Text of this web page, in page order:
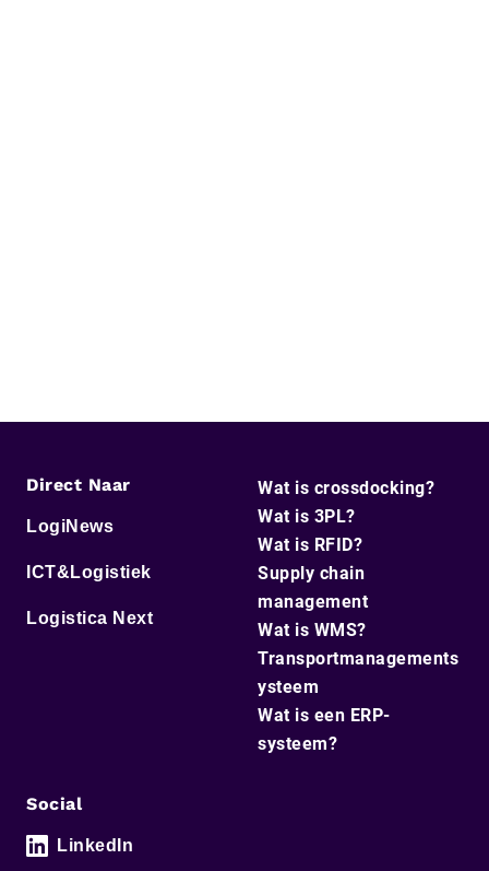
Direct Naar
LogiNews
ICT&Logistiek
Logistica Next
Wat is crossdocking?
Wat is 3PL?
Wat is RFID?
Supply chain
management
Wat is WMS?
Transportmanagements
ysteem
Wat is een ERP-
systeem?
Social
LinkedIn